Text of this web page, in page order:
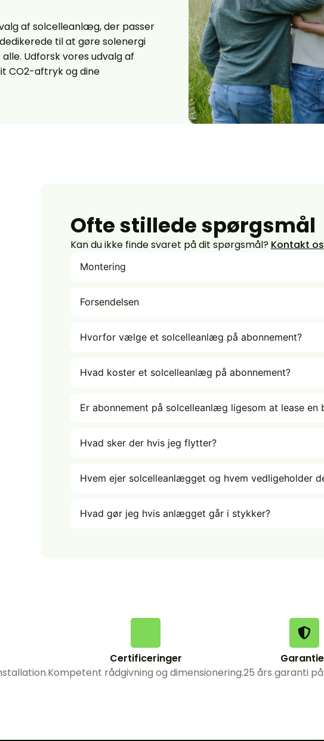
af solcelleanlæg, der passer
til at gøre solenergi
Udforsk vores udvalg af
CO2-aftryk og dine
Ofte stillede spørgsmål
Kan du ikke finde svaret på dit spørgsmål? Kontakt os
Montering
Forsendelsen
Hvorfor vælge et solcelleanlæg på abonnement?
Hvad koster et solcelleanlæg på abonnement?
Er abonnement på solcelleanlæg ligesom at lease en
Hvad sker der hvis jeg flytter?
Hvem ejer solcelleanlægget og hvem vedligeholder
Hvad gør jeg hvis anlægget går i stykker?
Certificeringer
Kompetent rådgivning og dimensionering.25 års garanti